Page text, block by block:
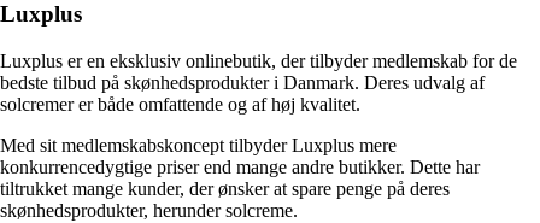
Luxplus
Luxplus er en eksklusiv onlinebutik, der tilbyder medlemskab for de
bedste tilbud på skønhedsprodukter i Danmark. Deres udvalg af
solcremer er både omfattende og af høj kvalitet.
Med sit medlemskabskoncept tilbyder Luxplus mere
konkurrencedygtige priser end mange andre butikker. Dette har
tiltrukket mange kunder, der ønsker at spare penge på deres
skønhedsprodukter, herunder solcreme.